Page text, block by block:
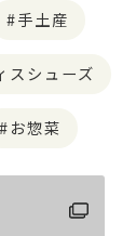
手土産
スシューズ
お惣菜